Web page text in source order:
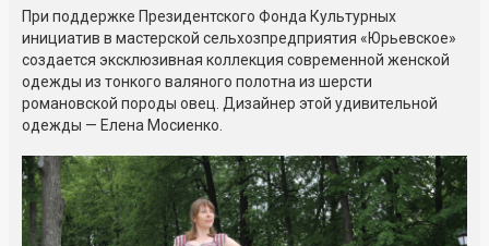
При поддержке Президентского Фонда Культурных
инициатив в мастерской сельхозпредприятия «Юрьевское»
создается эксклюзивная коллекция современной женской
одежды из тонкого валяного полотна из шерсти
романовской породы овец. Дизайнер этой удивительной
одежды — Елена Мосиенко.